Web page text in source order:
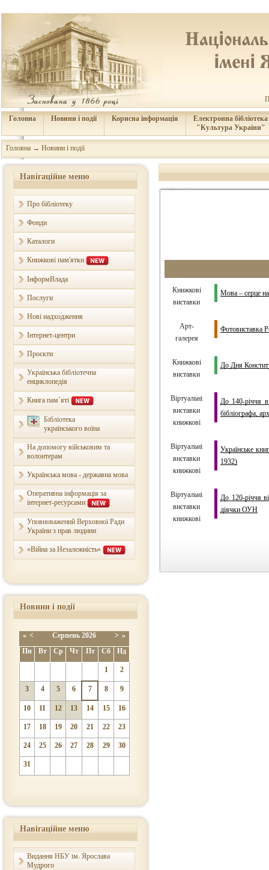
Головна Новини і події Корисна інформація
Електронна бібліотека
"Культура України"
Головна → Новини і події
Навігаційне меню
Про бібліотеку
Фонди
Каталоги
Книжкові пам'ятки
ІнформВлада
Послуги
Нові надходження
Інтернет-центри
Проєкти
Українська бібліотечна
енциклопедія
Книга пам`яті
Бібліотека
українського воїна
На допомогу військовим та
волонтерам
Українська мова - державна мова
Оперативна інформація за
інтернет-ресурсами
Уповноважений Верховної Ради
України з прав людини
«Війна за Незалежність»
Новини і події
« < Серпень2026 > »
Пн
Вт Ср Чт Пт Сб Нд
1 2
3 4 5 6 7 8 9
10 11 12 13 14 15 16
17 18 19 20 21 22 23
24 25 26 27 28 29 30
31
Навігаційне меню
Видання НБУ ім. Ярослава
Мудрого
Книжкові
виставки
Мова – серце
Арт-
галерея
Фотовиставка
Книжкові
виставки
До Дня
Віртуальні
виставки
книжкові
До 140-річчя
бібліографа,
Віртуальні
виставки
книжкові
Українське
1932)
Віртуальні
виставки
книжкові
До 120-річчя
діячки ОУН